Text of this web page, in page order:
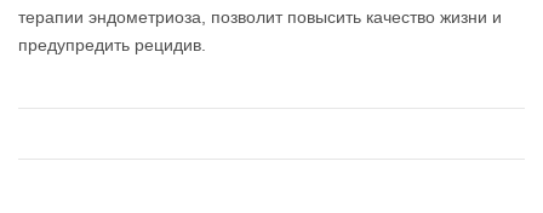
терапии эндометриоза, позволит повысить качество жизни и
предупредить рецидив.